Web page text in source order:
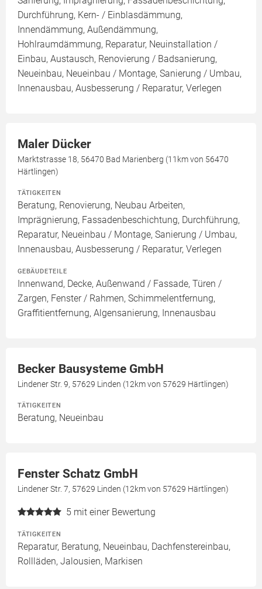
Durchführung, Kern- / Einblasdämmung,
Innendämmung, Außendämmung,
Hohlraumdämmung, Reparatur, Neuinstallation /
Einbau, Austausch, Renovierung / Badsanierung,
Neueinbau, Neueinbau / Montage, Sanierung / Umbau,
Innenausbau, Ausbesserung / Reparatur, Verlegen
Maler Dücker
Marktstrasse 18, 56470 Bad Marienberg (11km von 56470
Härtlingen)
TÄTIGKEITEN
Beratung, Renovierung, Neubau Arbeiten,
Imprägnierung, Fassadenbeschichtung, Durchführung,
Reparatur, Neueinbau / Montage, Sanierung / Umbau,
Innenausbau, Ausbesserung / Reparatur, Verlegen
GEBÄUDETEILE
Innenwand, Decke, Außenwand / Fassade, Türen /
Zargen, Fenster / Rahmen, Schimmelentfernung,
Graffitientfernung, Algensanierung, Innenausbau
Becker Bausysteme GmbH
Lindener Str. 9, 57629 Linden (12km von 57629 Härtlingen)
TÄTIGKEITEN
Beratung, Neueinbau
Fenster Schatz GmbH
Lindener Str. 7, 57629 Linden (12km von 57629 Härtlingen)
5 mit einer Bewertung
TÄTIGKEITEN
Reparatur, Beratung, Neueinbau, Dachfenstereinbau,
Rollläden, Jalousien, Markisen